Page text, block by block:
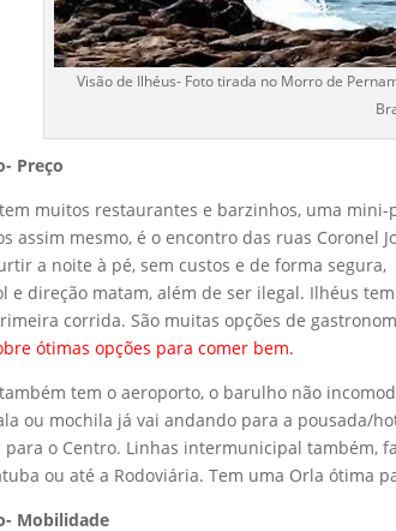
Visão de Ilhéus- Foto tirada no Morro de
Preço
muitos restaurantes e barzinhos, uma
assim mesmo, é o encontro das ruas Coronel
a noite à pé, sem custos e de forma
e direção matam, além de ser ilegal. Ilhéus
corrida. São muitas opções de
ótimas opções para comer bem.
tem o aeroporto, o barulho não
ou mochila já vai andando para a pousada/
para o Centro. Linhas intermunicipal também,
ou até a Rodoviária. Tem uma Orla ótima
Mobilidade